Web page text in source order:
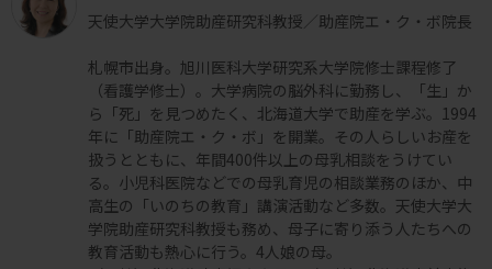
天使大学大学院助産研究科教授／助産院エ・ク・ボ院長
札幌市出身。旭川医科大学研究系大学院修士課程修了
（看護学修士）。大学病院の脳外科に勤務し、「生」か
ら「死」を見つめたく、北海道大学で助産を学ぶ。1994
年に「助産院エ・ク・ボ」を開業。その人らしいお産を
扱うとともに、年間400件以上の母乳相談をうけてい
る。小児科医院などでの母乳育児の相談業務のほか、中
高生の「いのちの教育」講演活動など多数。天使大学大
学院助産研究科教授も務め、母子に寄り添う人たちへの
教育活動も熱心に行う。4人娘の母。